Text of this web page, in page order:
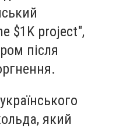
$1K project",
після
який